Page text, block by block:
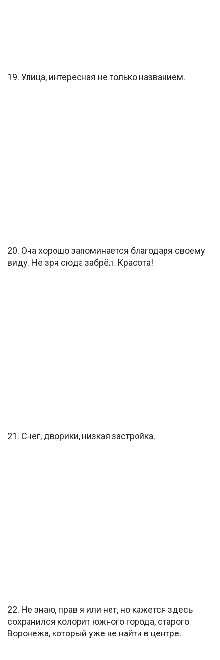
19. Улица, интересная не только названием.
20. Она хорошо запоминается благодаря своему
виду. Не зря сюда забрёл. Красота!
21. Снег, дворики, низкая застройка.
22. Не знаю, прав я или нет, но кажется здесь
сохранился колорит южного города, старого
Воронежа, который уже не найти в центре.